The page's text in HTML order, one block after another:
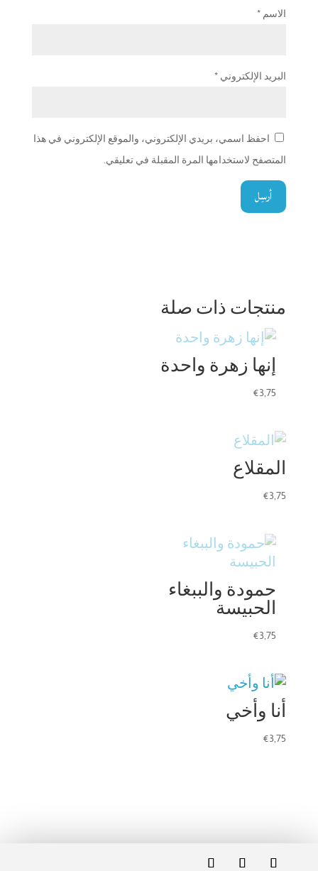
الاسم *
البريد الإلكتروني *
احفظ اسمي، بريدي الإلكتروني، والموقع الإلكتروني في هذا
المتصفح لاستخدامها المرة المقبلة في تعليقي.
أرسِل
منتجات ذات صلة
إنها زهرة واحدة
€3,75
المقلاع
€3,75
حمودة والببغاء
الحبيسة
€3,75
أنا وأخي
€3,75